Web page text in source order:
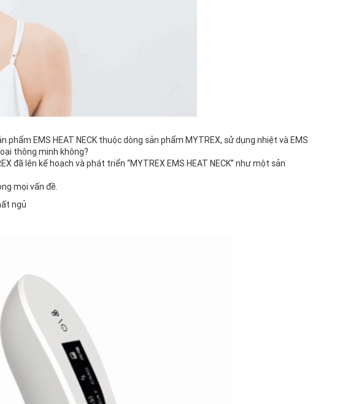
phẩm EMS HEAT NECK thuộc dòng sản phẩm MYTREX, sử dụng nhiệt và EMS
thông minh không?
đã lên kế hoạch và phát triển “MYTREX EMS HEAT NECK” như một sản
mọi vấn đề.